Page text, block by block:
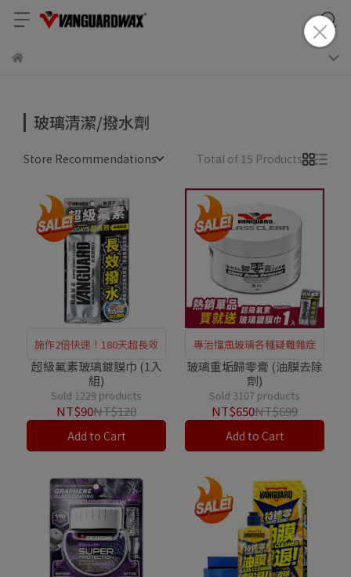
玻璃清潔/撥水劑
Store Recommendations Total of 15 Products
施作2倍快速！180天超長效
超級氟素玻璃鍍膜巾 (1入
組)
Sold 1229 products
NT$90NT$120
Add to Cart
專治擋風玻璃各種疑難雜症
玻璃重垢歸零膏 (油膜去除
劑)
Sold 3107 products
NT$650NT$699
Add to Cart